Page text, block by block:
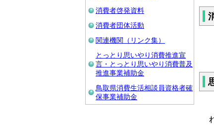
消費者啓発資料
消費者団体活動
関連機関（リンク集）
とっとり思いやり消費推進宣
言・とっとり思いやり消費普及
推進事業補助金
鳥取県消費生活相談員資格者確
保事業補助金